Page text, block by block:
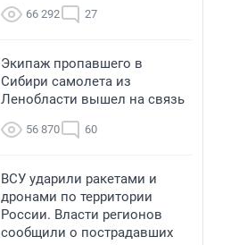
66 292 27
Экипаж пропавшего в
Сибири самолета из
Ленобласти вышел на связь
56 870 60
ВСУ ударили ракетами и
дронами по территории
России. Власти регионов
сообщили о пострадавших